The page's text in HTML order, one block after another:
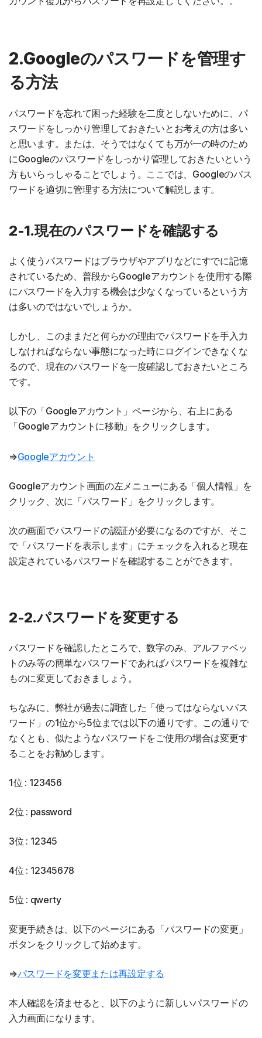
2.Googleのパスワードを管理す
る方法
パスワードを忘れて困った経験を二度としないために、パ
スワードをしっかり管理しておきたいとお考えの方は多い
と思います。または、そうではなくても万が一の時のため
にGoogleのパスワードをしっかり管理しておきたいという
方もいらっしゃることでしょう。ここでは、Googleのパス
ワードを適切に管理する方法について解説します。
2-1.現在のパスワードを確認する
よく使うパスワードはブラウザやアプリなどにすでに記憶
されているため、普段からGoogleアカウントを使用する際
にパスワードを入力する機会は少なくなっているという方
は多いのではないでしょうか。
しかし、このままだと何らかの理由でパスワードを手入力
しなければならない事態になった時にログインできなくな
るので、現在のパスワードを一度確認しておきたいところ
です。
以下の「Googleアカウント」ページから、右上にある
「Googleアカウントに移動」をクリックします。
⇒Googleアカウント
Googleアカウント画面の左メニューにある「個人情報」を
クリック、次に「パスワード」をクリックします。
次の画面でパスワードの認証が必要になるのですが、そこ
で「パスワードを表示します」にチェックを入れると現在
設定されているパスワードを確認することができます。
2-2.パスワードを変更する
パスワードを確認したところで、数字のみ、アルファベッ
トのみ等の簡単なパスワードであればパスワードを複雑な
ものに変更しておきましょう。
ちなみに、弊社が過去に調査した「使ってはならないパス
ワード」の1位から5位までは以下の通りです。この通りで
なくとも、似たようなパスワードをご使用の場合は変更す
ることをお勧めします。
1位 : 123456
2位 : password
3位 : 12345
4位 : 12345678
5位 : qwerty
変更手続きは、以下のページにある「パスワードの変更」
ボタンをクリックして始めます。
⇒パスワードを変更または再設定する
本人確認を済ませると、以下のように新しいパスワードの
入力画面になります。